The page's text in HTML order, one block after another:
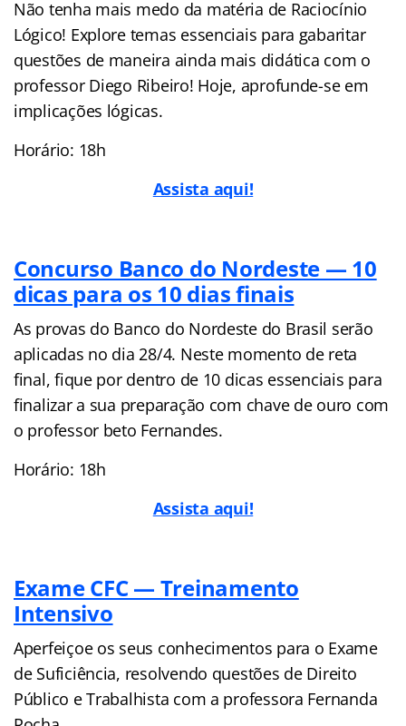
Não tenha mais medo da matéria de Raciocínio
Lógico! Explore temas essenciais para gabaritar
questões de maneira ainda mais didática com o
professor Diego Ribeiro! Hoje, aprofunde-se em
implicações lógicas.
Horário: 18h
Assista aqui!
Concurso Banco do Nordeste — 10
dicas para os 10 dias finais
As provas do Banco do Nordeste do Brasil serão
aplicadas no dia 28/4. Neste momento de reta
final, fique por dentro de 10 dicas essenciais para
finalizar a sua preparação com chave de ouro com
o professor beto Fernandes.
Horário: 18h
Assista aqui!
Exame CFC — Treinamento
Intensivo
Aperfeiçoe os seus conhecimentos para o Exame
de Suficiência, resolvendo questões de Direito
Público e Trabalhista com a professora Fernanda